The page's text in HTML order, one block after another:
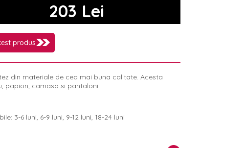
203 Lei
produs
din materiale de cea mai buna calitate. Acesta
papion, camasa si pantaloni.
3-6 luni, 6-9 luni, 9-12 luni, 18-24 luni